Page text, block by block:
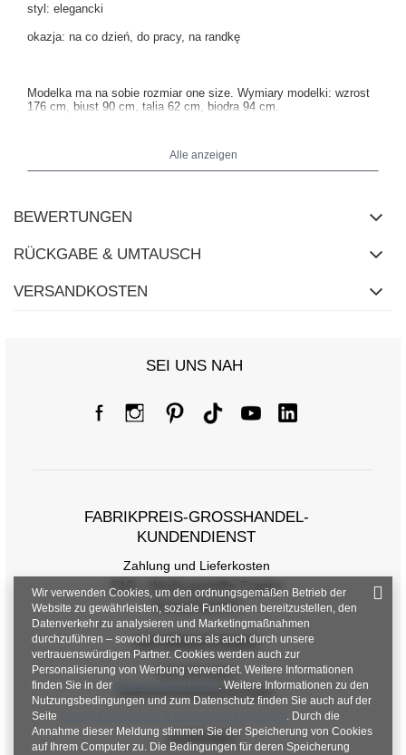
styl: elegancki
okazja: na co dzień, do pracy, na randkę
Modelka ma na sobie rozmiar one size. Wymiary modelki: wzrost
176 cm, biust 90 cm, talia 62 cm, biodra 94 cm
Wymiary bluzki w rozmiarze one size mierzone na płasko:
Alle anzeigen
BEWERTUNGEN
RÜCKGABE & UMTAUSCH
VERSANDKOSTEN
SEI UNS NAH
FABRIKPREIS-GROSSHANDEL-K
UNDENDIENST
Zahlung und Lieferkosten
FAQ - Häufig gestellte Fragen
Rückgabepolitik
INFORMATIONEN
Verordnungen
Datenschutzbestimmungen
KONTAKT
Wir verwenden Cookies, um den ordnungsgemäßen Betrieb der
Website zu gewährleisten, soziale Funktionen bereitzustellen, den
Datenverkehr zu analysieren und Marketingmaßnahmen
durchzuführen – sowohl durch uns als auch durch unsere
vertrauenswürdigen Partner. Cookies werden auch zur
Personalisierung von Werbung verwendet. Weitere Informationen
finden Sie in der
Datenschutzrichtlinie. Weitere Informationen zu den
Nutzungsbedingungen und zum Datenschutz finden Sie auch auf der
Seite
. Durch die
Annahme dieser Meldung stimmen Sie der Speicherung von Cookies
auf Ihrem Computer zu. Die Bedingungen für deren Speicherung